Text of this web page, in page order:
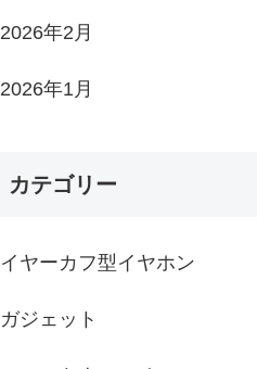
2026年2月
2026年1月
カテゴリー
イヤーカフ型イヤホン
ガジェット